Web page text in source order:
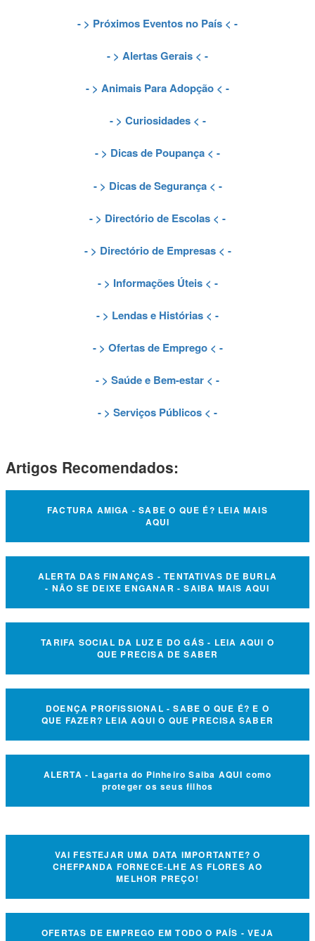
- > Próximos Eventos no País < -
- > Alertas Gerais < -
- > Animais Para Adopção < -
- > Curiosidades< -
- > Dicas de Poupança < -
- > Dicas de Segurança< -
- > Directório de Escolas < -
- > Directório de Empresas< -
- > Informações Úteis< -
- > Lendas e Histórias < -
- > Ofertas de Emprego< -
- > Saúde e Bem-estar < -
- > Serviços Públicos < -
Artigos Recomendados:
FACTURA AMIGA - SABE O QUE É? LEIA MAIS
AQUI
ALERTA DAS FINANÇAS - TENTATIVAS DE BURLA
- NÃO SE DEIXE ENGANAR - SAIBA MAIS AQUI
TARIFA SOCIAL DA LUZ E DO GÁS - LEIA AQUI O
QUE PRECISA DE SABER
DOENÇA PROFISSIONAL - SABE O QUE É? E O
QUE FAZER? LEIA AQUI O QUE PRECISA SABER
ALERTA - Lagarta do Pinheiro Saiba AQUI como
proteger os seus filhos
VAI FESTEJAR UMA DATA IMPORTANTE? O
CHEFPANDA FORNECE-LHE AS FLORES AO
MELHOR PREÇO!
OFERTAS DE EMPREGO EM TODO O PAÍS - VEJA